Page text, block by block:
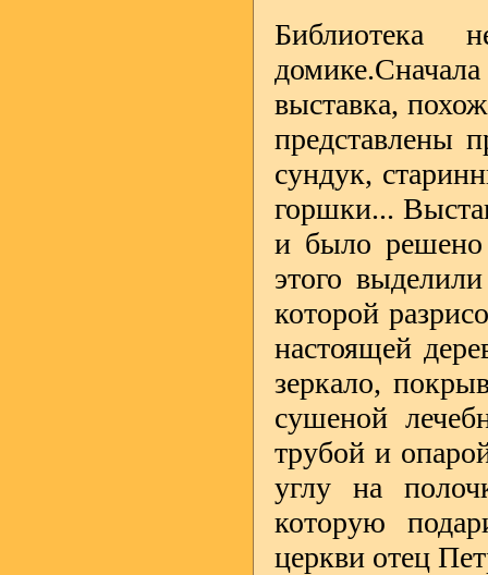
Библиотека
выставка,
представлены
сундук,
горшки...
и было решено
этого
которой
настоящей
зеркало,
сушеной
трубой и
углу на
которую
церкви отец